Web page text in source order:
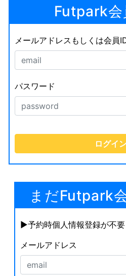
Futpark会
メールアドレスもしくは会員
パスワード
まだFutpark
▶︎予約時個人情報登録が不要
メールアドレス